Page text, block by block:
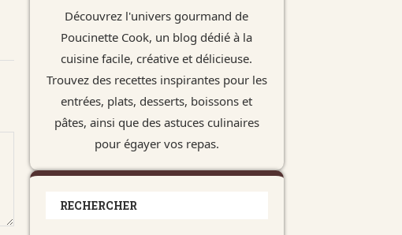
Découvrez l'univers gourmand de
Poucinette Cook, un blog dédié à la
cuisine facile, créative et délicieuse.
Trouvez des recettes inspirantes pour les
entrées, plats, desserts, boissons et
pâtes, ainsi que des astuces culinaires
pour égayer vos repas.
RECHERCHER